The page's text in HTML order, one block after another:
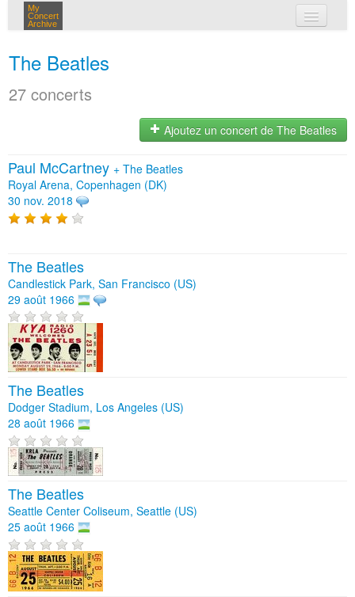
My
Concert
Archive
The Beatles
27 concerts
Ajoutez un concert de The Beatles
Paul McCartney + The Beatles
Royal Arena, Copenhagen (DK)
30 nov. 2018
The Beatles
Candlestick Park, San Francisco (US)
29 août 1966
The Beatles
Dodger Stadium, Los Angeles (US)
28 août 1966
The Beatles
Seattle Center Coliseum, Seattle (US)
25 août 1966